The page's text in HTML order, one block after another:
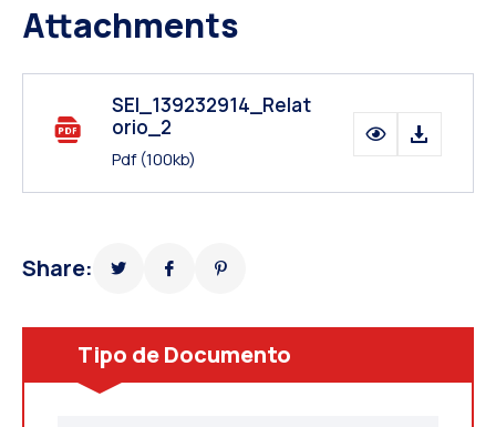
Tipo de Documento
Attachments
SEI_139232914_Relat
orio_2
Pdf(100kb)
Share: